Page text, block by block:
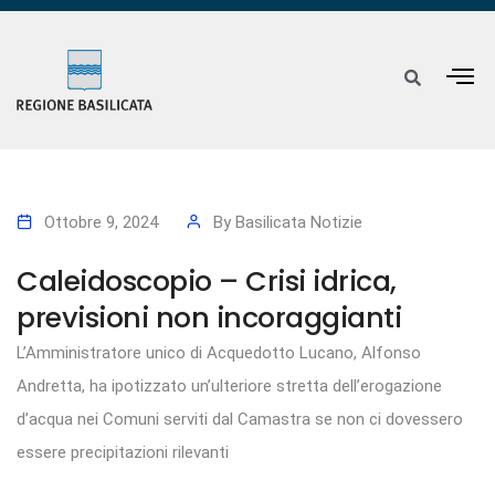
Ottobre 9, 2024 By Basilicata Notizie
Caleidoscopio – Crisi idrica,
previsioni non incoraggianti
L’Amministratore unico di Acquedotto Lucano, Alfonso
Andretta, ha ipotizzato un’ulteriore stretta dell’erogazione
d’acqua nei Comuni serviti dal Camastra se non ci dovessero
essere precipitazioni rilevanti